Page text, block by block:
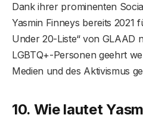
Dank ihrer prominenten
Yasmin Finneys bereits 2021
Under 20-Liste“ von GLAAD
LGBTQ+-Personen geehrt
Medien und des Aktivismus
10. Wie lautet